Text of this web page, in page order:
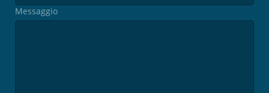
Messaggio